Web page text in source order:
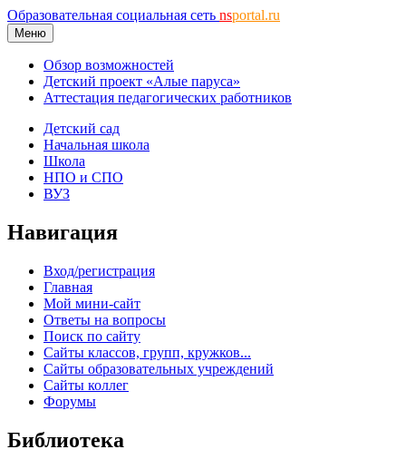
Образовательная социальная сеть nsportal.ru
Меню
Обзор возможностей
Детский проект «Алые паруса»
Аттестация педагогических работников
Детский сад
Начальная школа
Школа
НПО и СПО
ВУЗ
Навигация
Вход/регистрация
Главная
Мой мини-сайт
Ответы на вопросы
Поиск по сайту
Сайты классов, групп, кружков...
Сайты образовательных учреждений
Сайты коллег
Форумы
Библиотека